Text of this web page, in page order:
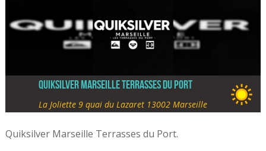
Quiksilver Marseille Terrasses du Port
La Joliette 9 quai du Lazaret 13002 Marseille
Quiksilver Marseille Terrasses du Port.